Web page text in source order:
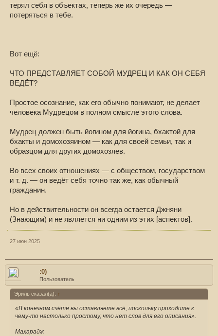
терял себя в объектах, теперь же их очередь —
потеряться в тебе.
Вот ещё:
ЧТО ПРЕДСТАВЛЯЕТ СОБОЙ МУДРЕЦ И КАК ОН СЕБЯ
ВЕДЁТ?
Простое осознание, как его обычно понимают, не делает
человека Мудрецом в полном смысле этого слова.
Мудрец должен быть йогином для йогина, бхактой для
бхакты и домохозяином — как для своей семьи, так и
образцом для других домохозяев.
Во всех своих отношениях — с обществом, государством
и т. д. — он ведёт себя точно так же, как обычный
гражданин.
Но в действительности он всегда остается Джняни
(Знающим) и не является ни одним из этих [аспектов].
27 июн 2025
:0)
Пользователь
Эриль сказал(а): ↑
«В конечном счёте вы оставляете всё, поскольку приходите к
чему-то настолько простому, что нет слов для его описания».
Махарадж